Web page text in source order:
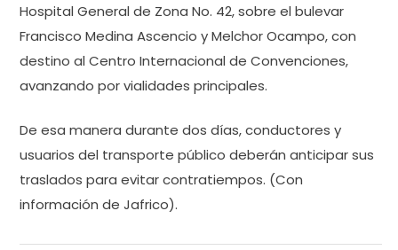
Hospital General de Zona No. 42, sobre el bulevar
Francisco Medina Ascencio y Melchor Ocampo, con
destino al Centro Internacional de Convenciones,
avanzando por vialidades principales.
De esa manera durante dos días, conductores y
usuarios del transporte público deberán anticipar sus
traslados para evitar contratiempos. (Con
información de Jafrico).